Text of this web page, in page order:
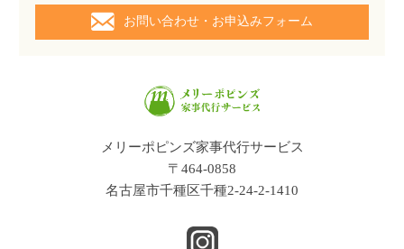
お問い合わせ・お申込みフォーム
メリーポピンズ家事代行サービス
〒464-0858
名古屋市千種区千種2-24-2-1410